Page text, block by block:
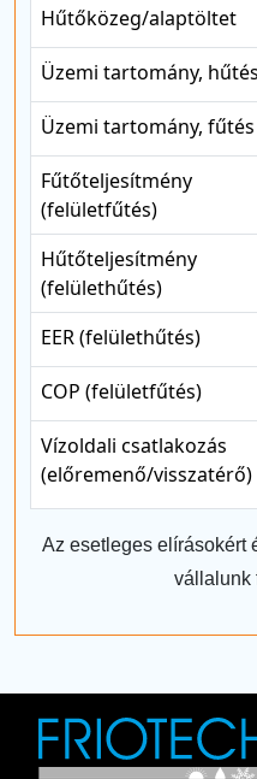
Hűtőközeg/alaptöltet
Üzemi tartomány, hűtés
Üzemi tartomány, fűtés
Fűtőteljesítmény
(felületfűtés)
Hűtőteljesítmény
(felülethűtés)
EER (felülethűtés)
COP (felületfűtés)
Vízoldali csatlakozás
(előremenő/visszatérő)
Az esetleges elírásokért
vállalunk